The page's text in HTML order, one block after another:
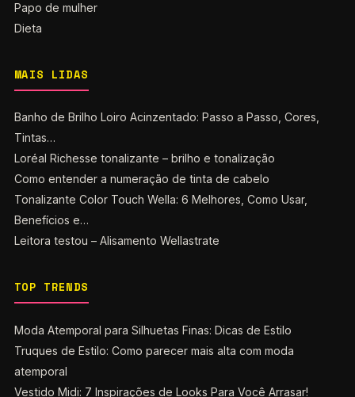
Papo de mulher
Dieta
MAIS LIDAS
Banho de Brilho Loiro Acinzentado: Passo a Passo, Cores,
Tintas…
Loréal Richesse tonalizante – brilho e tonalização
Como entender a numeração de tinta de cabelo
Tonalizante Color Touch Wella: 6 Melhores, Como Usar,
Benefícios e…
Leitora testou – Alisamento Wellastrate
TOP TRENDS
Moda Atemporal para Silhuetas Finas: Dicas de Estilo
Truques de Estilo: Como parecer mais alta com moda
atemporal
Vestido Midi: 7 Inspirações de Looks Para Você Arrasar!